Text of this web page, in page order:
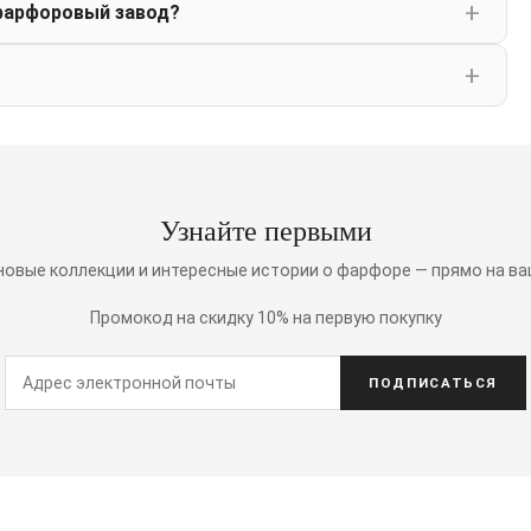
завод?
Узнайте первыми
коллекции и интересные истории о фарфоре — прямо на
Промокод на скидку 10% на первую покупку
ПОДПИСАТЬСЯ